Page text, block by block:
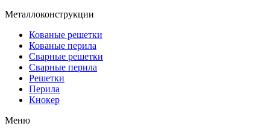
Металлоконструкции
Кованые решетки
Кованые перила
Сварные решетки
Сварные перила
Решетки
Перила
Кнокер
Меню